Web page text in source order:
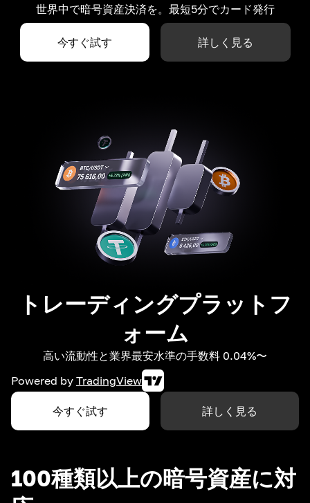
世界中で暗号資産決済を。最短5分でカード発行
今すぐ試す 詳しく見る
トレーディングプラットフ
ォーム
高い流動性と業界最安水準の手数料 0.04%〜
Powered by TradingView
今すぐ試す 詳しく見る
100種類以上の暗号資産に対